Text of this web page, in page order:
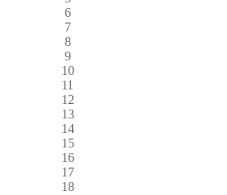
6
7
8
9
10
11
12
13
14
15
16
17
18